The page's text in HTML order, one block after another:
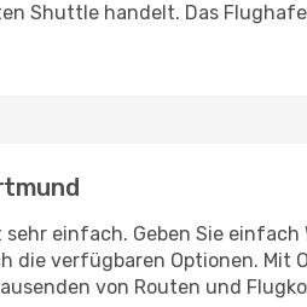
Shuttle handelt. Das
einfach. Geben Sie
die verfügbaren Optionen. Mit
von Routen und